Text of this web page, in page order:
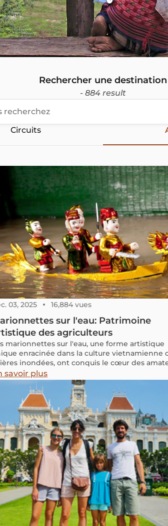
Rechercher une destination
- 884 result
Circuits
03, 2025 16,884 vues
sur l'eau: Patrimoine
des agriculteurs
marionnettes sur l'eau, une forme artistique
enracinée dans la culture vietnamienne
inondées, ont conquis le cœur des
monde entier depuis des siècles. Explorez cet
du XIe siècle avec nous et
origines et ses secrets derrière ces spectacles
savoir plus